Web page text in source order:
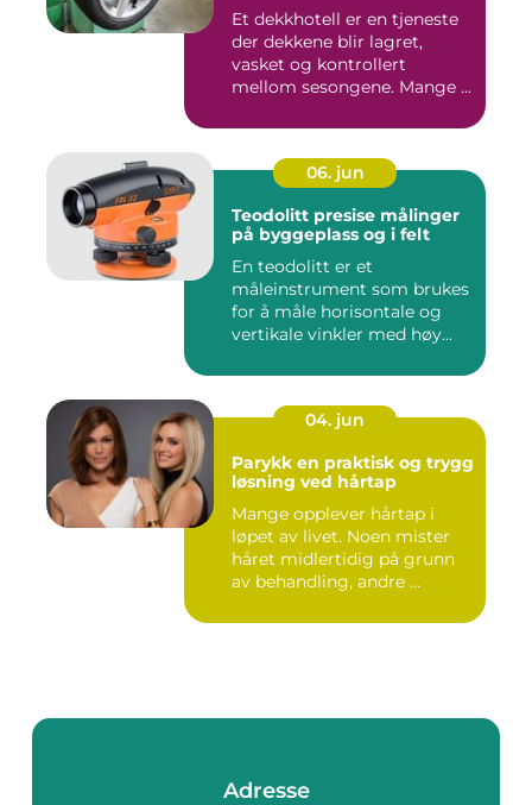
Et dekkhotell er en tjeneste
der dekkene blir lagret,
vasket og kontrollert
mellom sesongene. Mange ...
06. jun
Teodolitt presise målinger
på byggeplass og i felt
En teodolitt er et
måleinstrument som brukes
for å måle horisontale og
vertikale vinkler med høy
04. jun
Parykk en praktisk og trygg
løsning ved hårtap
Mange opplever hårtap i
løpet av livet. Noen mister
håret midlertidig på grunn
av behandling, andre ...
Adresse